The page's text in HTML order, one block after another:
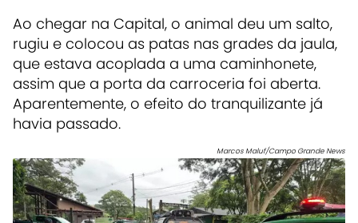
Ao chegar na Capital, o animal deu um salto,
rugiu e colocou as patas nas grades da jaula,
que estava acoplada a uma caminhonete,
assim que a porta da carroceria foi aberta.
Aparentemente, o efeito do tranquilizante já
havia passado.
Marcos Maluf/Campo Grande News